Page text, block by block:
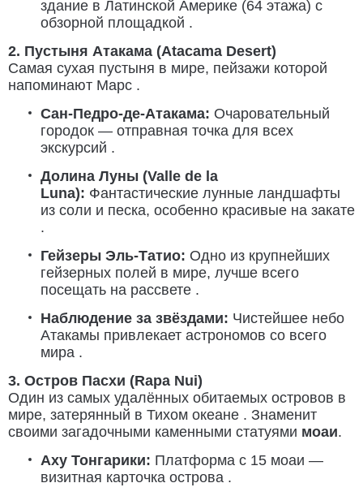
здание в Латинской Америке (64 этажа) с
обзорной площадкой .
2. Пустыня Атакама (Atacama Desert)
Самая сухая пустыня в мире, пейзажи которой
напоминают Марс .
Сан-Педро-де-Атакама: Очаровательный
городок — отправная точка для всех
экскурсий .
Долина Луны (Valle de la
Luna): Фантастические лунные ландшафты
из соли и песка, особенно красивые на закате
.
Гейзеры Эль-Татио: Одно из крупнейших
гейзерных полей в мире, лучше всего
посещать на рассвете .
Наблюдение за звёздами: Чистейшее небо
Атакамы привлекает астрономов со всего
мира .
3. Остров Пасхи (Rapa Nui)
Один из самых удалённых обитаемых островов в
мире, затерянный в Тихом океане . Знаменит
своими загадочными каменными статуями моаи.
Аху Тонгарики: Платформа с 15 моаи —
визитная карточка острова .